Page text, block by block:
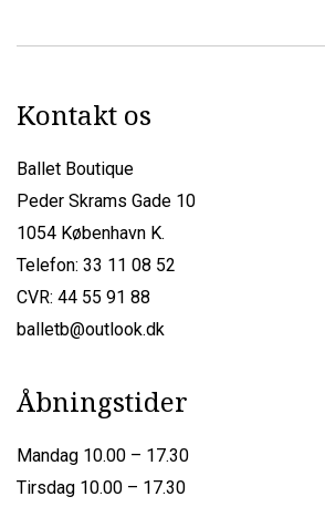
Kontakt os
Ballet Boutique
Peder Skrams Gade 10
1054 København K.
Telefon: 33 11 08 52
CVR: 44 55 91 88
balletb@outlook.dk
Åbningstider
Mandag 10.00 – 17.30
Tirsdag 10.00 – 17.30